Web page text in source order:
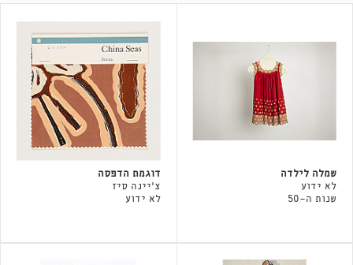
שמלה לילדה
לא ידוע
שנות ה-50
דוגמת הדפסה
צ'יינה סיז
לא ידוע